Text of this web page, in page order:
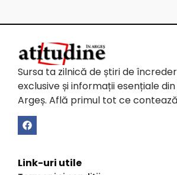
Sursa ta zilnică de știri de
exclusive și informații esențiale
Argeș. Află primul tot ce
Link-uri utile